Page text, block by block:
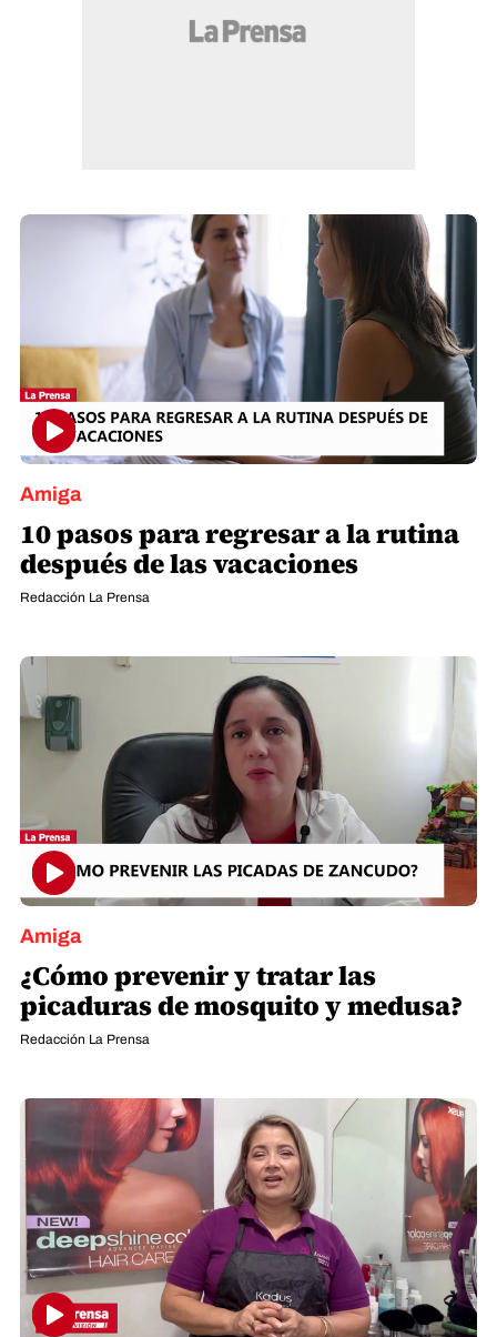
Amiga
10 pasos para regresar a la rutina
después de las vacaciones
Redacción La Prensa
Amiga
¿Cómo prevenir y tratar las
picaduras de mosquito y medusa?
Redacción La Prensa